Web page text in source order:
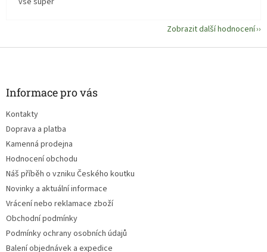
Zobrazit další hodnocení
Informace pro vás
Kontakty
Doprava a platba
Kamenná prodejna
Hodnocení obchodu
Náš příběh o vzniku Českého koutku
Novinky a aktuální informace
Vrácení nebo reklamace zboží
Obchodní podmínky
Podmínky ochrany osobních údajů
Balení objednávek a expedice